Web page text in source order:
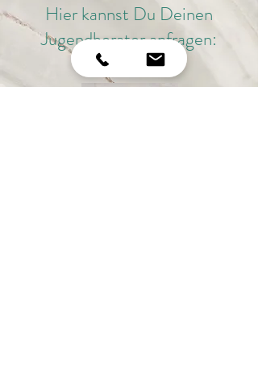
Hier kannst Du Deinen
Jugendberater anfragen: